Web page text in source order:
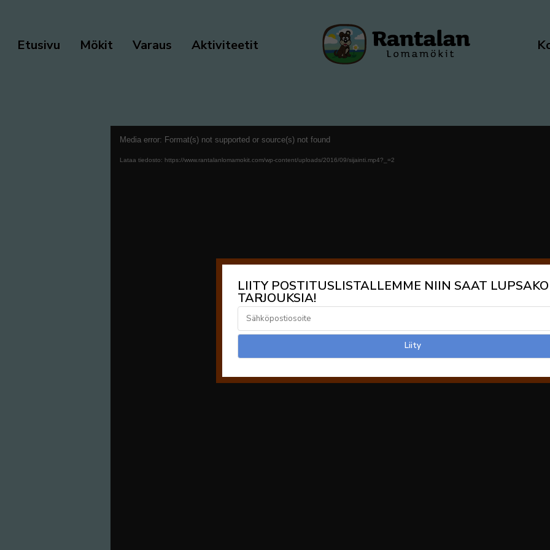
Etusivu Mökit Varaus Aktiviteetit
Media error: Format(s) not supported or source(s) not found
Lataa tiedosto: https://www.rantalanlomamokit.com/wp-content/uploads/2016/09/sijainti.mp4?_=2
LIITY POSTITUSLISTALLEMME NIIN SAAT
TARJOUKSIA!